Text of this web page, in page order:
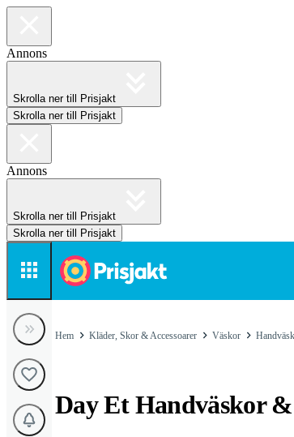
Annons
Skrolla ner till Prisjakt
Skrolla ner till Prisjakt
Annons
Skrolla ner till Prisjakt
Skrolla ner till Prisjakt
Hem Kläder, Skor & Accessoarer Väskor
Day Et Handväskor